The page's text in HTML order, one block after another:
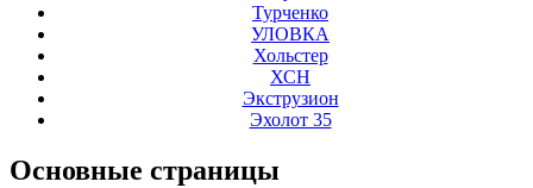
Турченко
УЛОВКА
Хольстер
ХСН
Экструзион
Эхолот 35
Основные страницы